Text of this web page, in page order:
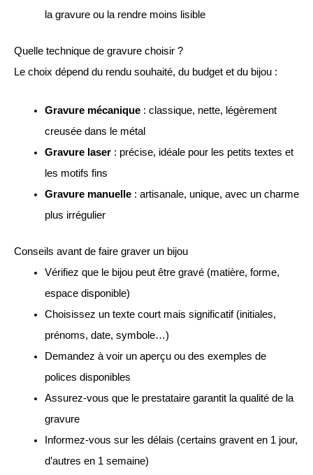
la gravure ou la rendre moins lisible
Quelle technique de gravure choisir ?
Le choix dépend du rendu souhaité, du budget et du bijou :
Gravure mécanique: classique, nette, légèrement
creusée dans le métal
Gravure laser: précise, idéale pour les petits textes et
les motifs fins
Gravure manuelle: artisanale, unique, avec un charme
plus irrégulier
Conseils avant de faire graver un bijou
Vérifiez que le bijou peut être gravé (matière, forme,
espace disponible)
Choisissez un texte court mais significatif (initiales,
prénoms, date, symbole…)
Demandez à voir un aperçu ou des exemples de
polices disponibles
Assurez-vous que le prestataire garantit la qualité de la
gravure
Informez-vous sur les délais (certains gravent en 1 jour,
d’autres en 1 semaine)